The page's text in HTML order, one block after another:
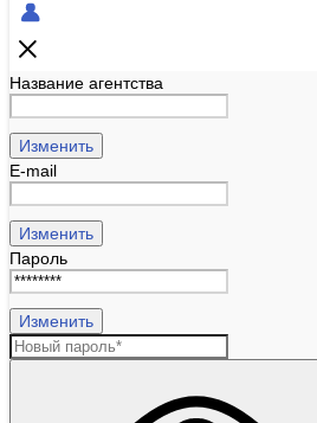
Название агентства
Изменить
E-mail
Изменить
Пароль
Изменить